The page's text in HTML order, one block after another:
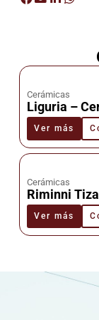
Cerámicas
Liguria –
Cañuelas
Ver más
Cerámicas
Riminni
Cerámica –
Cañuelas
Ver más